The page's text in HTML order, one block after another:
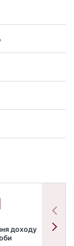
доходу